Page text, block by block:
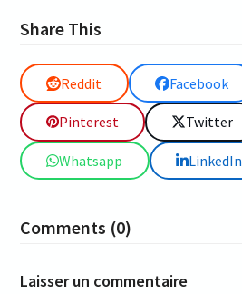
Share This
Reddit Facebook
Pinterest Twitter
Whatsapp LinkedIn
Comments (0)
Laisser un commentaire